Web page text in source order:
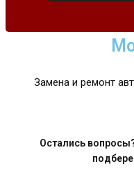
Замена и ремонт
Остались